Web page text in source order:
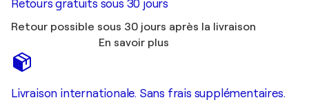
Retours gratuits sous 30 jours
Retour possible sous 30 jours après la livraison
En savoir plus
Livraison internationale. Sans frais supplémentaires.